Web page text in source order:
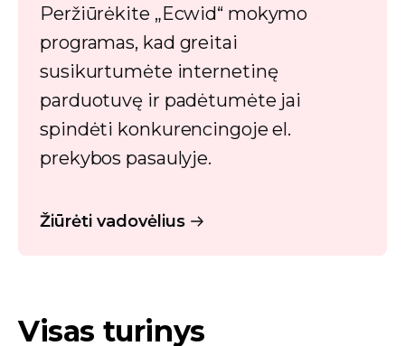
Peržiūrėkite „Ecwid“ mokymo
programas, kad greitai
susikurtumėte internetinę
parduotuvę ir padėtumėte jai
spindėti konkurencingoje el.
prekybos pasaulyje.
Žiūrėti vadovėlius
Visas turinys